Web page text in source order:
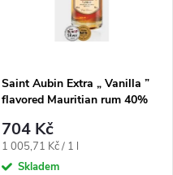
Saint Aubin Extra „ Vanilla ”
flavored Mauritian rum 40%
704 Kč
Měrná
cena:
1 005,71 Kč / 1 l
Skladem